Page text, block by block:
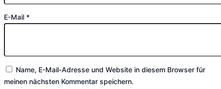
E-Mail *
Name, E-Mail-Adresse und Website in diesem Browser für
meinen nächsten Kommentar speichern.